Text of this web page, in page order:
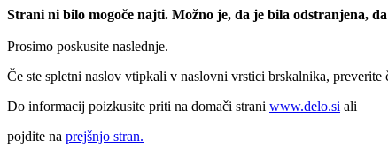
Strani ni bilo mogoče najti. Možno je, da je bila odstranjena,
Prosimo poskusite naslednje.
Če ste spletni naslov vtipkali v naslovni vrstici brskalnika, preverite
Do informacij poizkusite priti na domači strani www.delo.si ali
pojdite na prejšnjo stran.